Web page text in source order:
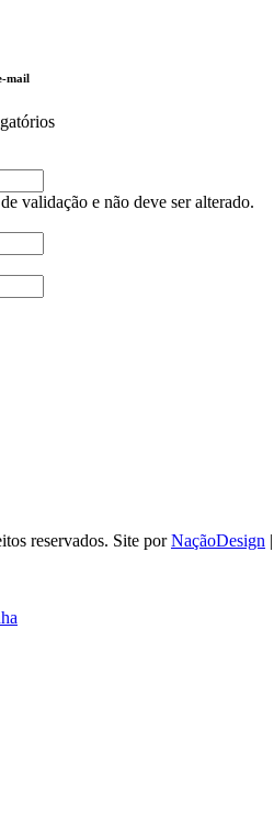
mail
validação e não deve ser alterado.
reservados. Site porNaçãoDesign |